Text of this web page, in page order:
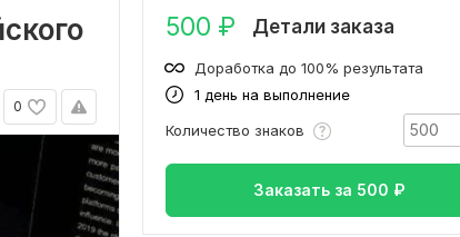
0
500 ₽ Детали заказа
1 день на выполнение
Доработка до 100% результата
Количество знаков
Заказать за 500 ₽